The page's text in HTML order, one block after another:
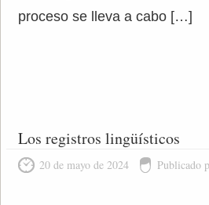
proceso se lleva a cabo […]
Los registros lingüísticos
20 de mayo de 2024 Publicado